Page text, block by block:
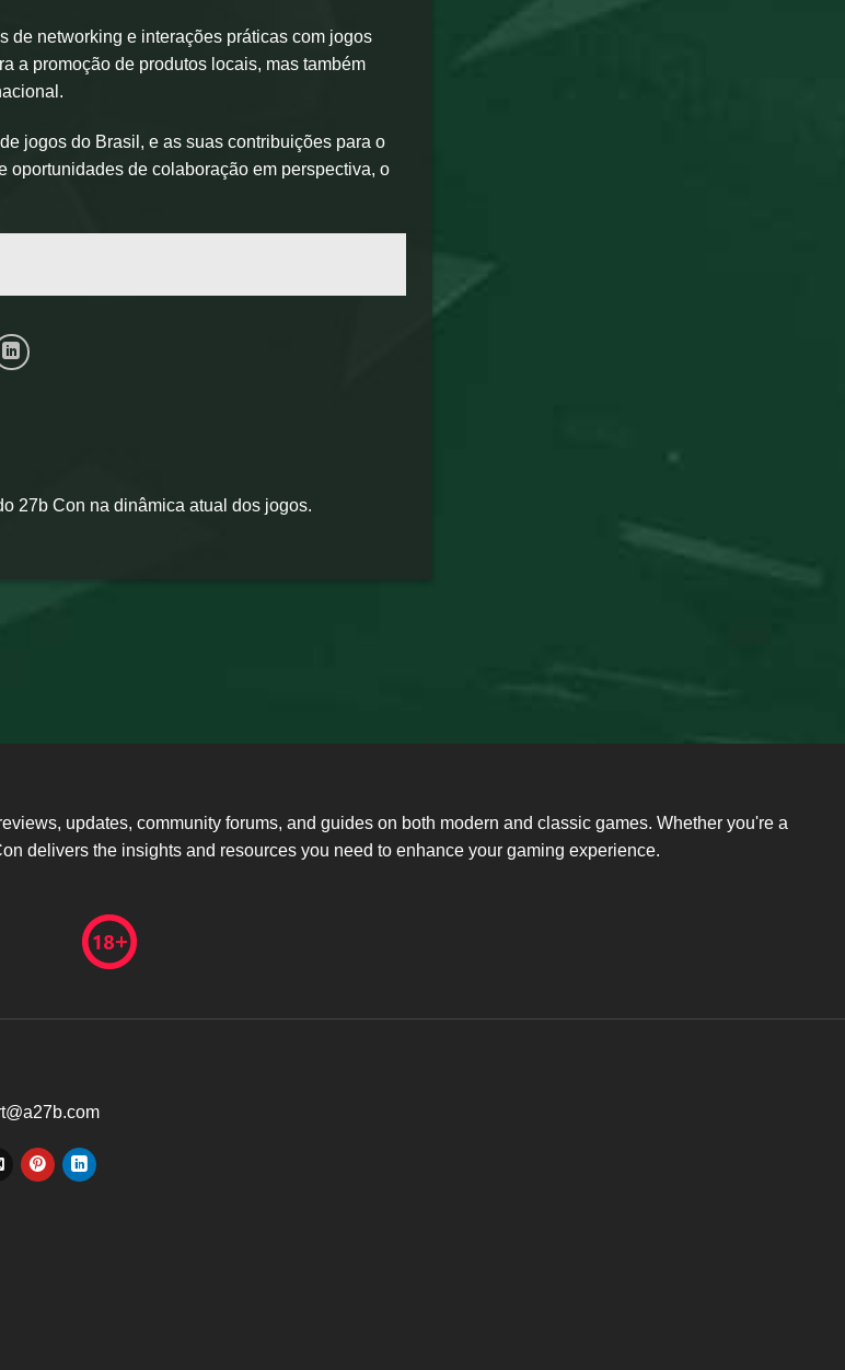
de networking e interações práticas com jogos
a promoção de produtos locais, mas também
jogos do Brasil, e as suas contribuições para o
de colaboração em perspectiva, o
27b Con na dinâmica atual dos jogos.
updates, community forums, and guides on both modern and classic games. Whether you're a
delivers the insights and resources you need to enhance your gaming experience.